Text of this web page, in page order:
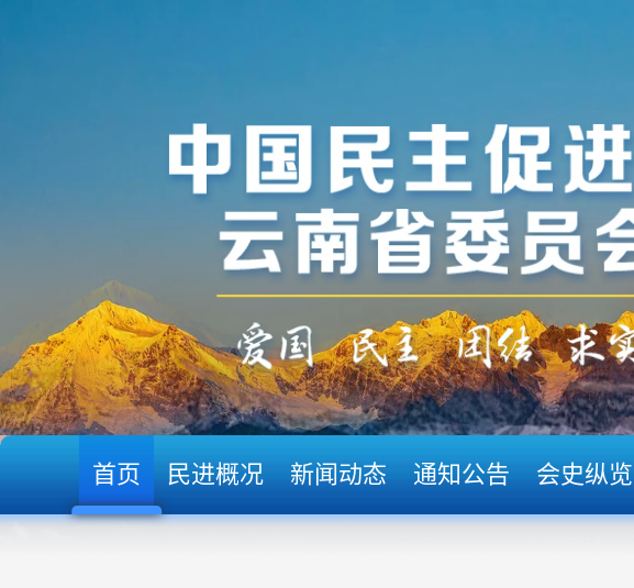
首页 民进概况 新闻动态 通知公告 会史纵览